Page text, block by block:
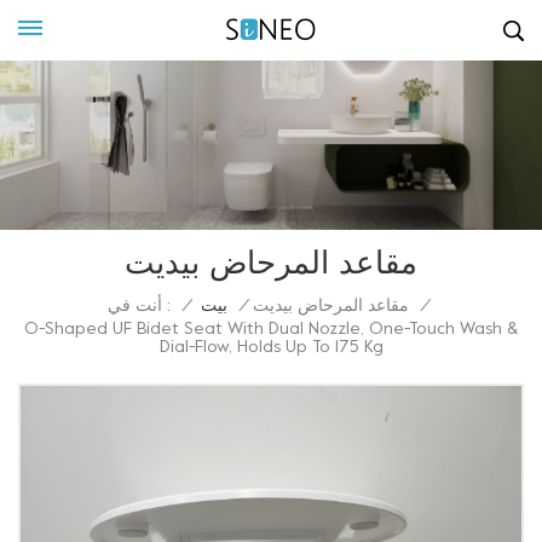
مقاعد المرحاض بيديت
أنت في : / بيت / مقاعد المرحاض بيديت
/
O-Shaped UF Bidet Seat With Dual Nozzle, One-Touch Wash &
Dial-Flow, Holds Up To 175 Kg